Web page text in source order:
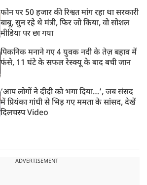
फोन पर 50 हजार की रिश्वत मांग रहा था सरकारी
बाबू, सुन रहे थे मंत्री, फिर जो किया, वो सोशल
मीडिया पर छा गया
पिकनिक मनाने गए 4 युवक नदी के तेज़ बहाव में
फंसे, 11 घंटे के सफल रेस्क्यू के बाद बची जान
‘आप लोगों ने दीदी को भगा दिया…’, जब संसद
में प्रियंका गांधी से भिड़ गए ममता के सांसद, देखें
दिलचस्प Video
ADVERTISEMENT